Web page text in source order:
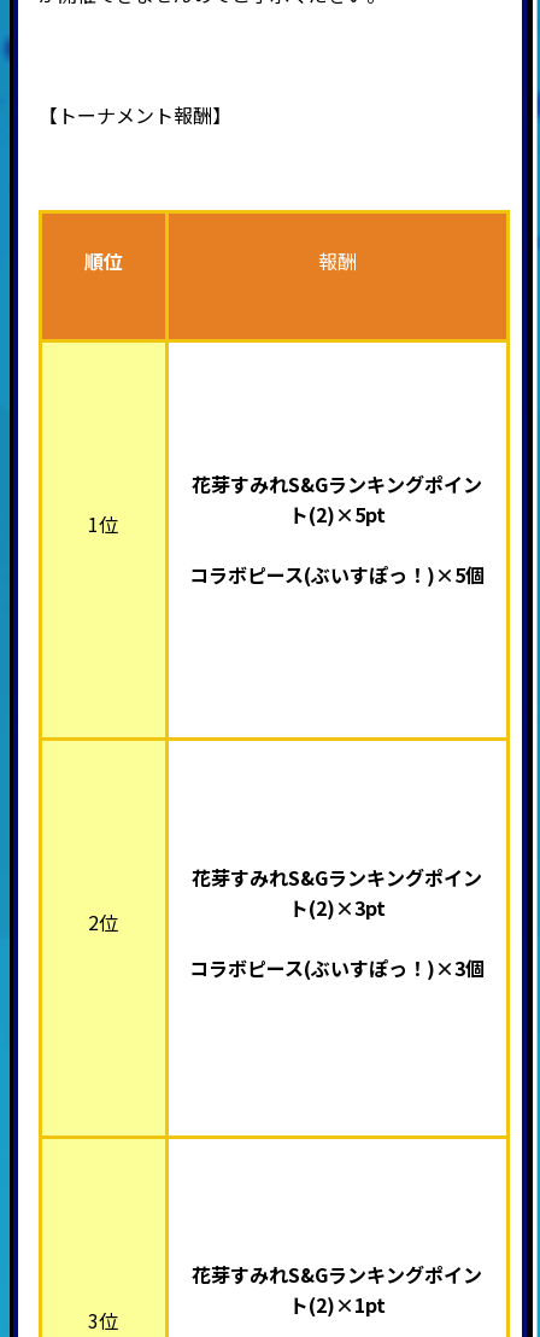
【トーナメント報酬】
順位 報酬
1位
花芽すみれS&Gランキングポイン
ト(2)×5pt
コラボピース(ぶいすぽっ！ )×5個
2位
花芽すみれS&Gランキングポイン
ト(2)×3pt
コラボピース(ぶいすぽっ！ )×3個
3位
花芽すみれS&Gランキングポイン
ト(2)×1pt